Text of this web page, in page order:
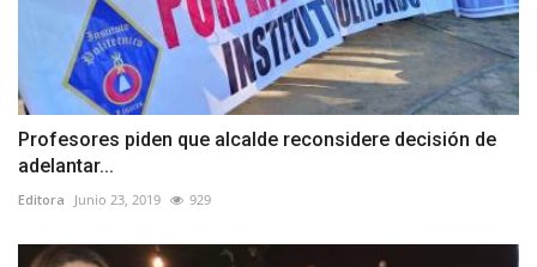
Profesores piden que alcalde reconsidere decisión de
adelantar...
Editora Junio 23, 2019 929